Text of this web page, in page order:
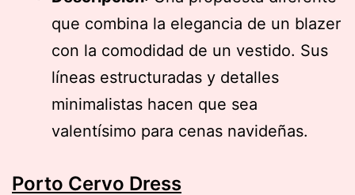
que combina la elegancia de un blazer
con la comodidad de un vestido. Sus
líneas estructuradas y detalles
minimalistas hacen que sea
valentísimo para cenas navideñas.
Porto Cervo Dress